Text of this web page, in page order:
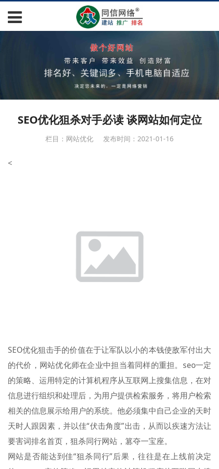
SEO优化狙杀对手必读 谈网站如何定位
栏目：网站优化 发布时间：2021-01-16
<
SEO优化狙击手的价值在于让军队以小的本钱使敌军付出大
的代价，网站优化师在企业中担当着同样的重担。seo一定
的策略、运用特定的计算机程序从互联网上搜集信息，在对
信息进行组织和处理后，为用户提供检索服务，将用户检索
相关的信息展示给用户的系统。他必须集中自己企业的天时
天时人跟因素，并以佳“伏击角度”出击，从而以疾速方法让
要害词排名首页，狙杀同行网站，篡夺一宝座。
网站是否能达到佳“狙杀同行”后果，往往是在上线前决定